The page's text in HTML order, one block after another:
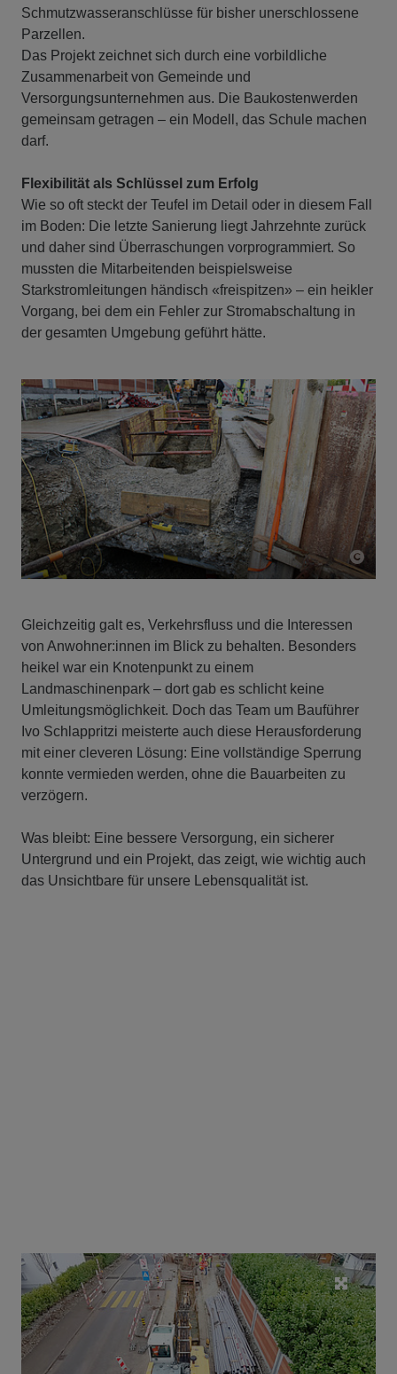
Schmutzwasseranschlüsse für bisher unerschlossene
Parzellen.
Das Projekt zeichnet sich durch eine vorbildliche
Zusammenarbeit von Gemeinde und
Versorgungsunternehmen aus. Die Baukostenwerden
gemeinsam getragen – ein Modell, das Schule machen
darf.
Flexibilität als Schlüssel zum Erfolg
Wie so oft steckt der Teufel im Detail oder in diesem Fall
im Boden: Die letzte Sanierung liegt Jahrzehnte zurück
und daher sind Überraschungen vorprogrammiert. So
mussten die Mitarbeitenden beispielsweise
Starkstromleitungen händisch «freispitzen» – ein heikler
Vorgang, bei dem ein Fehler zur Stromabschaltung in
der gesamten Umgebung geführt hätte.
Gleichzeitig galt es, Verkehrsfluss und die Interessen
von Anwohner:innen im Blick zu behalten. Besonders
heikel war ein Knotenpunkt zu einem
Landmaschinenpark – dort gab es schlicht keine
Umleitungsmöglichkeit. Doch das Team um Bauführer
Ivo Schlappritzi meisterte auch diese Herausforderung
mit einer cleveren Lösung: Eine vollständige Sperrung
konnte vermieden werden, ohne die Bauarbeiten zu
verzögern.
Was bleibt: Eine bessere Versorgung, ein sicherer
Untergrund und ein Projekt, das zeigt, wie wichtig auch
das Unsichtbare für unsere Lebensqualität ist.